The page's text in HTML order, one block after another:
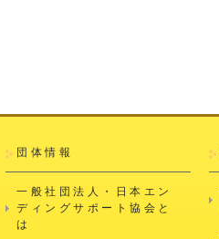
団体情報
一般社団法人・日本エン
ディングサポート協会と
は